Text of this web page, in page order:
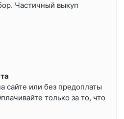
Частичный выкуп
сайте или без предоплаты
только за то, что